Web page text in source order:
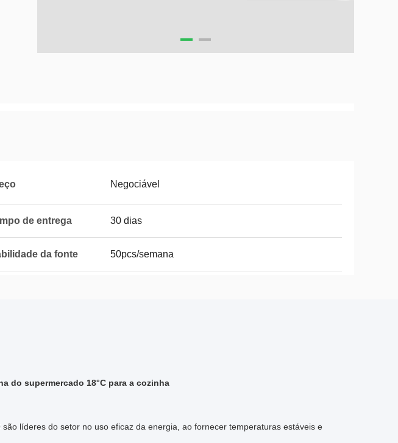
Negociável
de entrega 30 dias
da fonte 50pcs/semana
do supermercado 18°C para a cozinha
líderes do setor no uso eficaz da energia, ao fornecer temperaturas estáveis e